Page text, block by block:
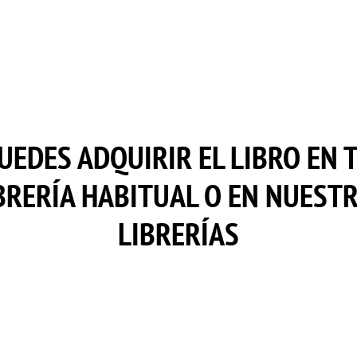
ADQUIRIR EL LIBRO EN
HABITUAL O EN
LIBRERÍAS